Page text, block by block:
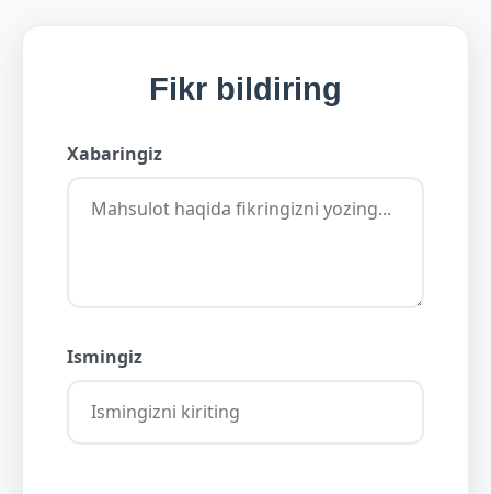
Fikr bildiring
Xabaringiz
Ismingiz